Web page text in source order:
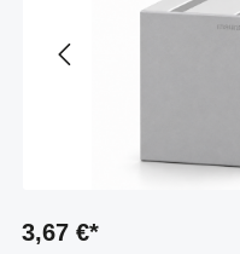
3,67 €*